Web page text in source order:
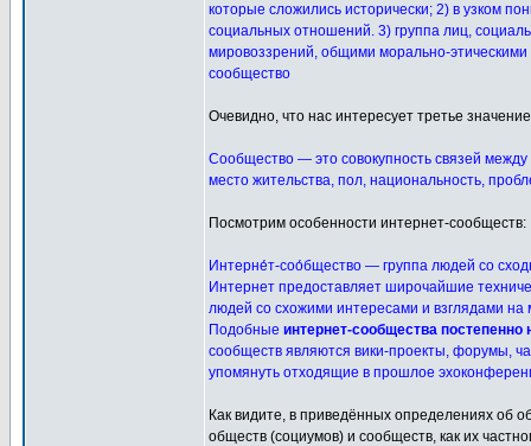
которые сложились исторически; 2) в узком
социальных отношений. 3) группа лиц,
мировоззрений, общими морально-
сообщество
Очевидно, что нас интересует третье
Сообщество — это совокупность связей
место жительства, пол, национальность,
Посмотрим особенности интернет-сообществ:
Интерне́т-соо́бщество — группа людей со
Интернет предоставляет широчайшие
людей со схожими интересами и взглядами на
Подобные интернет-сообщества
сообществ являются вики-проекты, форумы,
упомянуть отходящие в прошлое
Как видите, в приведённых определениях об
обществ (социумов) и сообществ, как их